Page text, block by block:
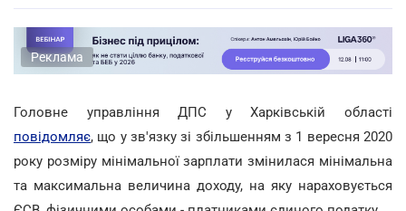
Реклама
Головне управління ДПС у Харківській області
повідомляє, що у зв'язку зі збільшенням з 1 вересня 2020
року розміру мінімальної зарплати змінилася мінімальна
та максимальна величина доходу, на яку нараховується